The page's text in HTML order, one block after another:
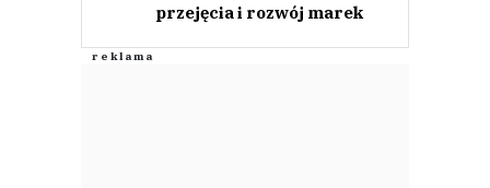
przejęcia i rozwój marek